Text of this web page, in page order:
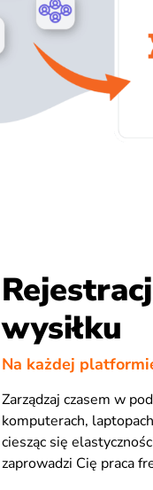
wysiłku
Na każdej
Zarządzaj czasem w
komputerach,
ciesząc się
zaprowadzi Cię praca